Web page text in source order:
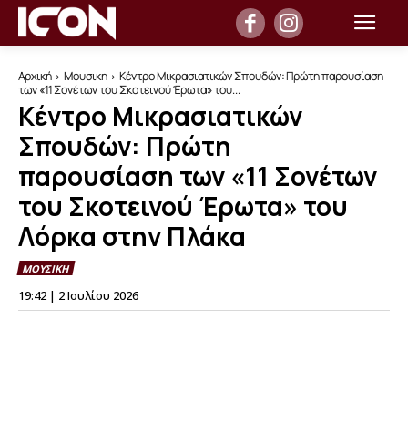
Αρχική Μουσικη
Κέντρο Μικρασιατικών Σπουδών: Πρώτη παρουσίαση
των «11 Σονέτων του Σκοτεινού Έρωτα» του...
Κέντρο Μικρασιατικών
Σπουδών: Πρώτη
παρουσίαση των «11 Σονέτων
του Σκοτεινού Έρωτα» του
Λόρκα στην Πλάκα
ΜΟΥΣΙΚΗ
19:42 | 2 Ιουλίου 2026